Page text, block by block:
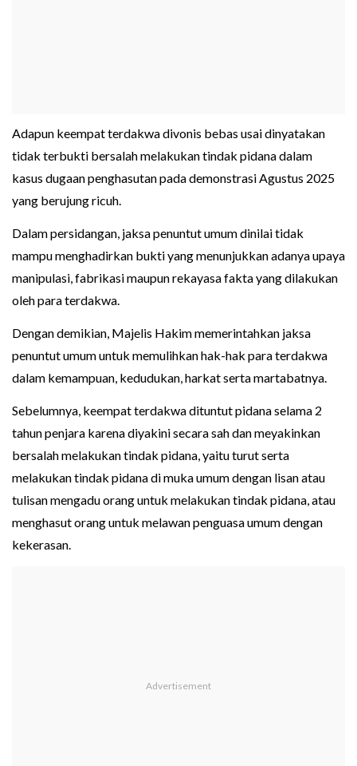
Adapun keempat terdakwa divonis bebas usai dinyatakan
tidak terbukti bersalah melakukan tindak pidana dalam
kasus dugaan penghasutan pada demonstrasi Agustus 2025
yang berujung ricuh.
Dalam persidangan, jaksa penuntut umum dinilai tidak
mampu menghadirkan bukti yang menunjukkan adanya upaya
manipulasi, fabrikasi maupun rekayasa fakta yang dilakukan
oleh para terdakwa.
Dengan demikian, Majelis Hakim memerintahkan jaksa
penuntut umum untuk memulihkan hak-hak para terdakwa
dalam kemampuan, kedudukan, harkat serta martabatnya.
Sebelumnya, keempat terdakwa dituntut pidana selama 2
tahun penjara karena diyakini secara sah dan meyakinkan
bersalah melakukan tindak pidana, yaitu turut serta
melakukan tindak pidana di muka umum dengan lisan atau
tulisan mengadu orang untuk melakukan tindak pidana, atau
menghasut orang untuk melawan penguasa umum dengan
kekerasan.